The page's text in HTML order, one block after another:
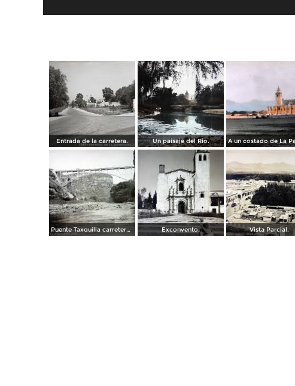
Entrada de la carretera. Un paisaje del Rio.
Puente Taxquilla carretera Mexico -Laredo. Exconvento. Vista Parcial.